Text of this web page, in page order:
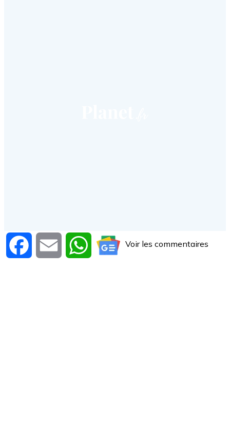
Facebook Email WhatsAppVoir les commentaires